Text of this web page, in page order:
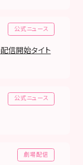
公式ニュース
信開始タイト
公式ニュース
劇場配信